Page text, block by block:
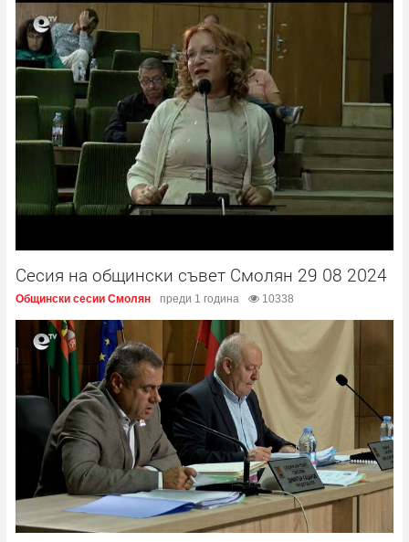
Сесия на общински съвет Смолян 29 08 2024
Общински сесии Смолян преди 1 година 10338